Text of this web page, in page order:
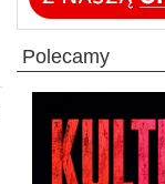
polecamy